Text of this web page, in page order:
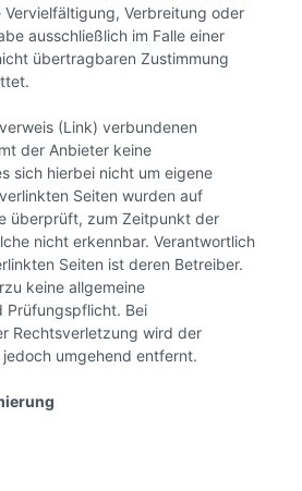
Vervielfältigung, Verbreitung oder
ausschließlich im Falle einer
übertragbaren Zustimmung
(Link) verbundenen
der Anbieter keine
sich hierbei nicht um eigene
Seiten wurden auf
überprüft, zum Zeitpunkt der
nicht erkennbar. Verantwortlich
Seiten ist deren Betreiber.
keine allgemeine
Prüfungspflicht. Bei
Rechtsverletzung wird der
umgehend entfernt.